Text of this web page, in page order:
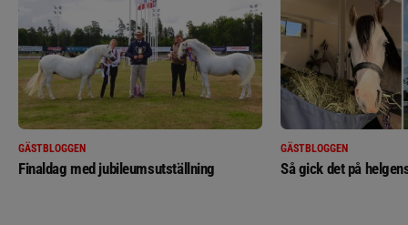
GÄSTBLOGGEN
Finaldag med jubileumsutställning
GÄSTBLOGGEN
Så gick det på